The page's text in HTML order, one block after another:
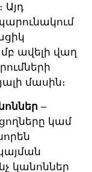
Այդ
ավելի վաղ
մասին։
–
կամ
կանոններ